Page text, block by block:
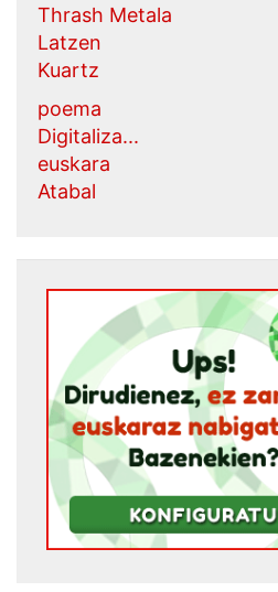
Thrash Metala
Latzen
Kuartz
poema
Digitaliza...
euskara
Atabal